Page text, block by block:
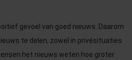
gevoel van goed nieuws. Daarom
te delen, zowel in privésituaties
het nieuws weten hoe groter